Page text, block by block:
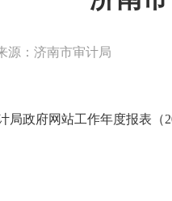
源：济南市审计局
局政府网站工作年度报表（